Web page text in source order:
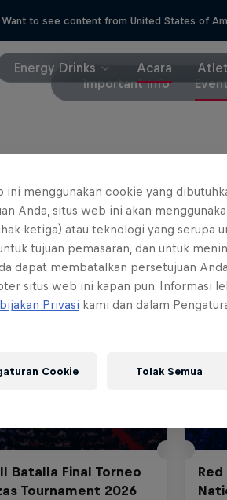
Want to see content from United States of
Energy Drinks Acara Atlet
Important Info
Batalla Final Torneo
Tournament 2026
ini menggunakan cookie yang
Anda, situs web ini akan
ketiga) atau teknologi yang serupa
tujuan pemasaran, dan untuk
dapat membatalkan persetujuan
situs web ini kapan pun. Informasi
Privasi kami dan dalam
Cookie Tolak Semua